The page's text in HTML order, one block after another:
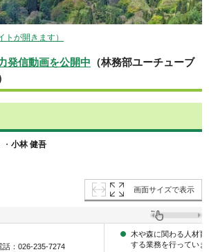
トが開きます）
発信動画を公開中 （林務部ユーチューブ
小林 健吾
画面サイズで表示
話：026-235-7274
木や森に関わる人材
する業務を行っていま